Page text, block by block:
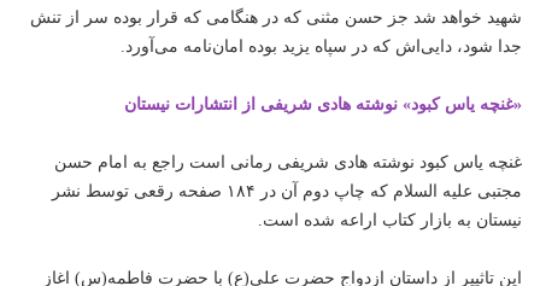
شهید خواهد شد جز حسن مثنی که در هنگامی که قرار بوده سر از تنش
جدا شود،‌ دایی‌اش که در سپاه یزید بوده امان‌نامه می‌آورد.
«غنچه یاس کبود» نوشته هادی شریفی از انتشارات نیستان
غنچه یاس کبود نوشته هادی شریفی رمانی است راجع به امام حسن
مجتبی علیه السلام که چاپ دوم آن در ۱۸۴ صفحه رقعی توسط نشر
نیستان به بازار کتاب اراعه شده است.
این تاثییر از داستان ازدواج حضرت علی(ع) با حضرت فاطمه(س) اغاز